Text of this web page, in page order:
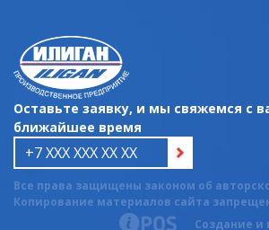
Оставьте заявку, и мы свяжемся с
ближайшее время
Все права защищены законом об
Копирование материалов сайта
Создание и